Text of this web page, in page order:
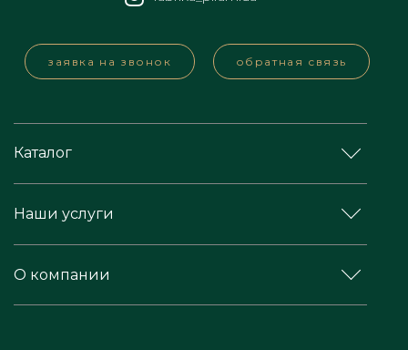
заявка на звонок обратная связь
Каталог
Наши услуги
О компании